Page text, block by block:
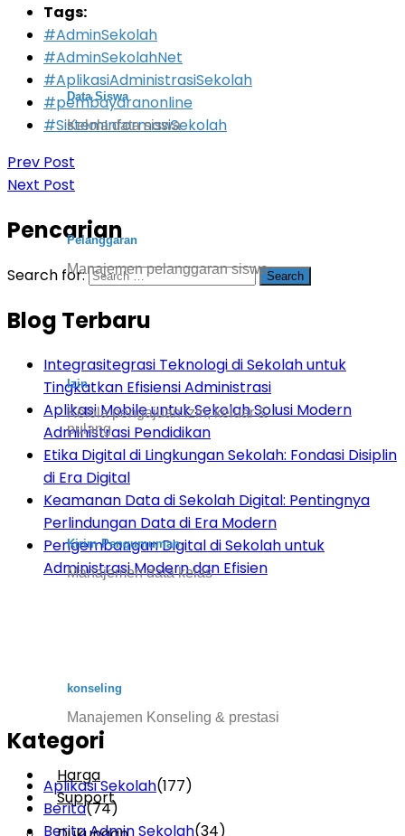
Data Siswa
Kelola data siswa
Pelanggaran
Manajemen pelanggaran siswa
Izin
Kelola pengajuan izin, keluar &
pulang
Kirim Pengumuman
Manajemen data kelas
konseling
Manajemen Konseling & prestasi
Harga
Support
Tags:
#AdminSekolah
#AdminSekolahNet
#AplikasiAdministrasiSekolah
#pembayaranonline
#SistemInformasiSekolah
Prev Post
Next Post
Pencarian
Search for:
Blog Terbaru
Integrasitegrasi Teknologi di Sekolah untuk
Tingkatkan Efisiensi Administrasi
Aplikasi Mobile untuk Sekolah Solusi Modern
Administrasi Pendidikan
Etika Digital di Lingkungan Sekolah: Fondasi Disiplin
di Era Digital
Keamanan Data di Sekolah Digital: Pentingnya
Perlindungan Data di Era Modern
Pengembangan Digital di Sekolah untuk
Administrasi Modern dan Efisien
Kategori
Aplikasi Sekolah(177)
Berita(74)
Berita Admin Sekolah(34)